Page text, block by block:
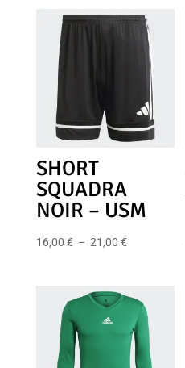
SHORT
SQUADRA
NOIR – USM
16,00 € – 21,00 €Plage
16,00 €
21,00 €